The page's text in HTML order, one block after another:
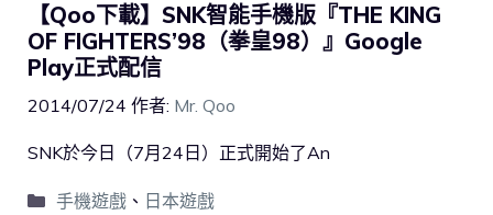
【Qoo下載】SNK智能手機版『THE KING
OF FIGHTERS’98（拳皇98）』Google
Play正式配信
2014/07/24 作者: Mr. Qoo
SNK於今日（7月24日）正式開始了An
手機遊戲、 日本遊戲